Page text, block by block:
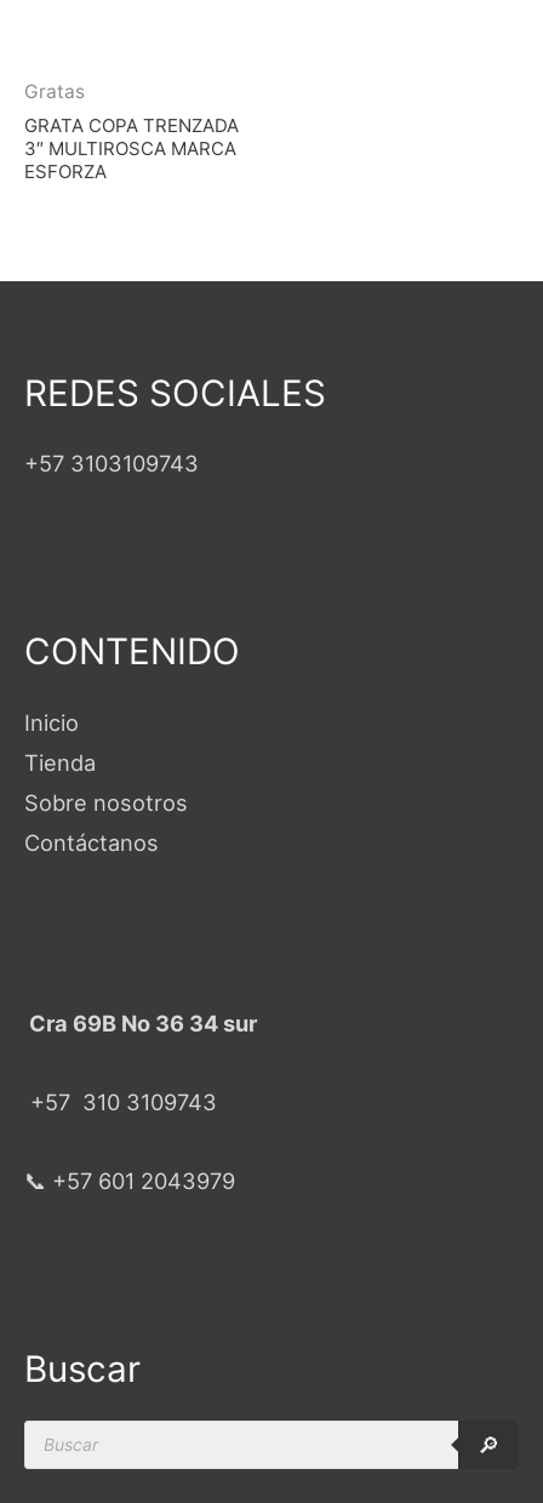
Gratas
GRATA COPA TRENZADA
3″ MULTIROSCA MARCA
ESFORZA
REDES SOCIALES
+57 3103109743
CONTENIDO
Inicio
Tienda
Sobre nosotros
Contáctanos
Cra 69B No 36 34 sur
+57 310 3109743
📞 +57 601 2043979
Buscar
Products
search
🔎